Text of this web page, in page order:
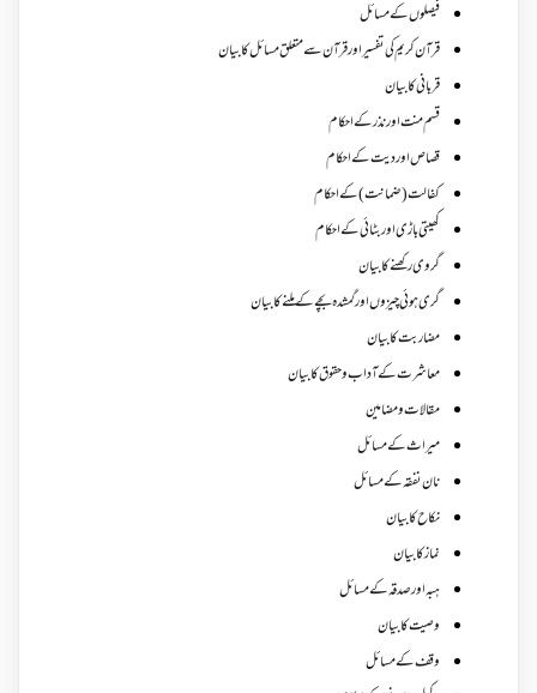
فیصلوں کے مسائل
قرآن کریم کی تفسیر اور قرآن سے متعلق مسائل کا بیان
قربانی کا بیان
قسم منت اور نذر کے احکام
قصاص اور دیت کے احکام
کفالت (ضمانت) کے احکام
کھیتی باڑی اور بٹائی کے احکام
گروی رکھنے کا بیان
گری ہوئی چیزوں اورگمشدہ بچے کے ملنے کا بیان
مضاربت کا بیان
معاشرت کے آداب و حقوق کا بیان
مقالات ومضامین
میراث کے مسائل
نان نفقہ کے مسائل
نکاح کا بیان
نماز کا بیان
ہبہ اور صدقہ کے مسائل
وصیت کا بیان
وقف کے مسائل